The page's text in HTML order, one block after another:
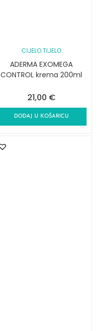
CIJELO TIJELO
ADERMA EXOMEGA
CONTROL krema 200ml
21,00 €
DODAJ U KOŠARICU